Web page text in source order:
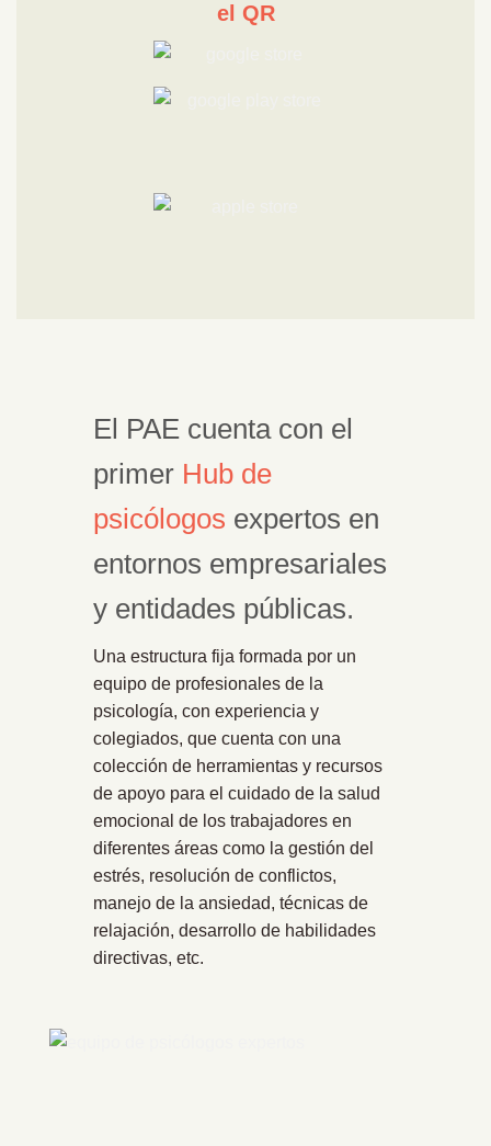
el QR
El PAE cuenta con el
primer Hub de
psicólogos expertos en
entornos empresariales
y entidades públicas.
Una estructura fija formada por un
equipo de profesionales de la
psicología, con experiencia y
colegiados, que cuenta con una
colección de herramientas y recursos
de apoyo para el cuidado de la salud
emocional de los trabajadores en
diferentes áreas como la gestión del
estrés, resolución de conflictos,
manejo de la ansiedad, técnicas de
relajación, desarrollo de habilidades
directivas, etc.